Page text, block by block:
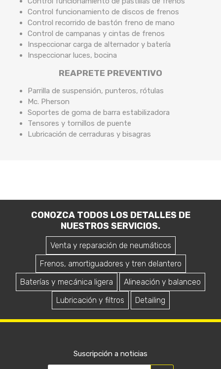
Control funcionamiento de discos de frenos
Control recorrido de bastón freno de mano
Control de campanas y cintas de frenos
Inspeccionar carga de alternador y batería
Inspeccionar luces, bocina
REAPRETE PREVENTIVO
Parrilla de suspensión, punteros, rótulas
Mc. Pherson
Soportes de goma de barra estabilizadora
Tensores y tornillos de puente
Lubricación de cerraduras y bisagras
CONOZCA TODOS LOS DETALLES DE
NUESTROS SERVICIOS.
Venta y reparación de neumáticos
Frenos, amortiguadores y tren delantero
Baterías y mecánica ligera
Alineación y balanceo
Lubricación y filtros
Detailing
Suscripción a noticias